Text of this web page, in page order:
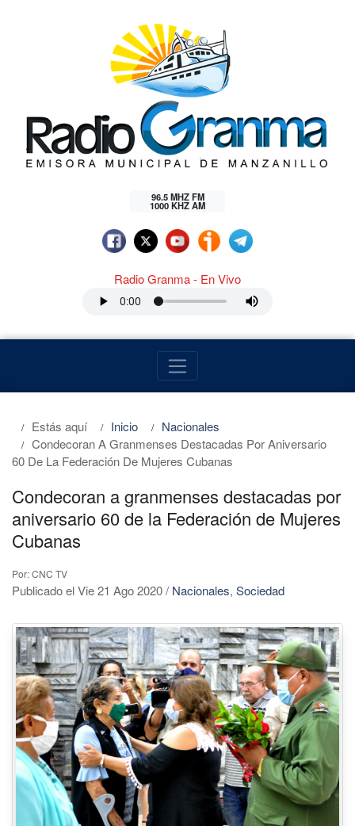
96.5 MHZ FM
1000 KHZ AM
Radio Granma - En Vivo
Estás aquí Inicio
Nacionales
Condecoran A Granmenses Destacadas Por Aniversario
60 De La Federación De Mujeres Cubanas
Condecoran a granmenses destacadas por
aniversario 60 de la Federación de Mujeres
Cubanas
Por: CNC TV
Publicado el Vie 21 Ago 2020/ Nacionales, Sociedad